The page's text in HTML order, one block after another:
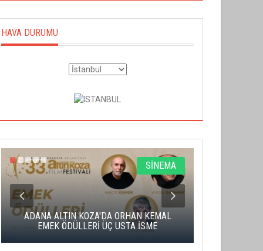
HAVA DURUMU
SİNEMA
ADANA ALTIN KOZA'DA ORHAN KEMAL
EMEK ÖDÜLLERİ ÜÇ USTA İSME